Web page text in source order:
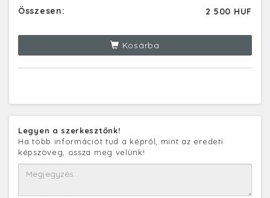
Összesen: 2 500 HUF
Kosárba
Legyen a szerkesztőnk!
Ha több információt tud a képről, mint az eredeti
képszöveg, ossza meg velünk!